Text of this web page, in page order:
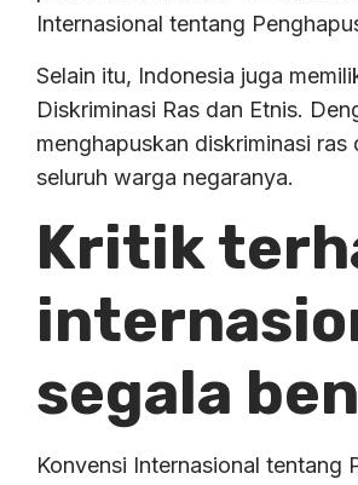
Internasional tentang
Selain itu, Indonesia juga
Diskriminasi Ras dan Etnis.
menghapuskan diskriminasi
seluruh warga negaranya.
Kritik
segala
Konvensi Internasional tentang